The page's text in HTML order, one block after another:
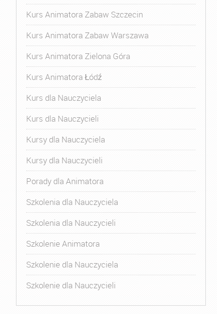
Kurs Animatora Zabaw Szczecin
Kurs Animatora Zabaw Warszawa
Kurs Animatora Zielona Góra
Kurs Animatora Łódź
Kurs dla Nauczyciela
Kurs dla Nauczycieli
Kursy dla Nauczyciela
Kursy dla Nauczycieli
Porady dla Animatora
Szkolenia dla Nauczyciela
Szkolenia dla Nauczycieli
Szkolenie Animatora
Szkolenie dla Nauczyciela
Szkolenie dla Nauczycieli